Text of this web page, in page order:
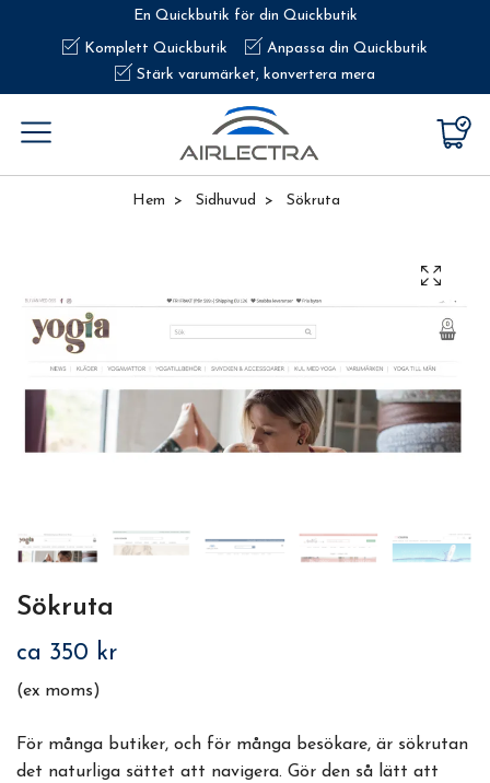
En Quickbutik för din Quickbutik
Komplett Quickbutik
Anpassa din Quickbutik
Stärk varumärket, konvertera mera
Hem Sidhuvud Sökruta
Sökruta
ca 350 kr
(ex moms)
För många butiker, och för många besökare, är sökrutan
det naturliga sättet att navigera. Gör den så lätt att